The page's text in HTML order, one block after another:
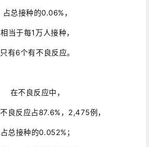
占总接种的0.06%，
相当于每1万人接种，
只有6个有不良反应。
在不良反应中，
良反应占87.6%，2,475例，
占总接种的0.052%；